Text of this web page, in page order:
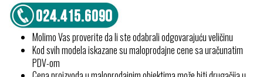
Molimo Vas proverite da li ste odabrali odgovarajuću veličinu
Kod svih modela iskazane su maloprodajne cene sa uračunatim
PDV-om